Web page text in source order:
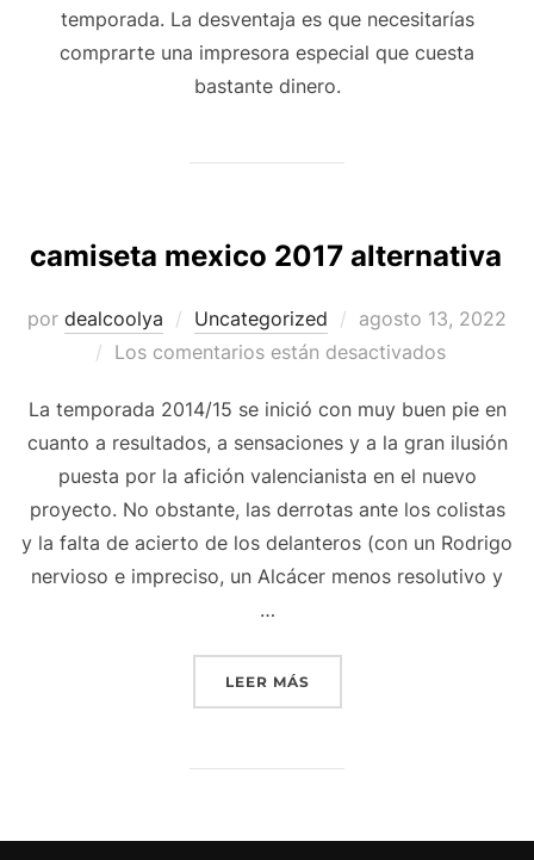
temporada. La desventaja es que necesitarías
comprarte una impresora especial que cuesta
bastante dinero.
camiseta mexico 2017 alternativa
por dealcoolya Uncategorized
Publicado
el
agosto 13, 2022
Los comentarios están desactivados
La temporada 2014/15 se inició con muy buen pie en
cuanto a resultados, a sensaciones y a la gran ilusión
puesta por la afición valencianista en el nuevo
proyecto. No obstante, las derrotas ante los colistas
y la falta de acierto de los delanteros (con un Rodrigo
nervioso e impreciso, un Alcácer menos resolutivo y
…
LEER MÁS«CAMISETA MEXICO 2017